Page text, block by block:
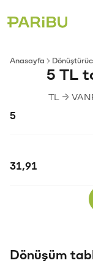
Anasayfa
5 TL
TL →
Dönüşüm